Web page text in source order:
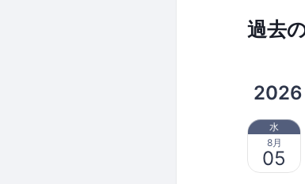
過去
2026
水
8月
05